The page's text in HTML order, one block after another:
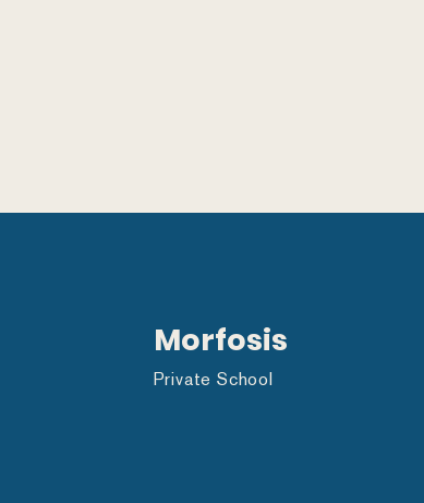
Morfosis
Private School